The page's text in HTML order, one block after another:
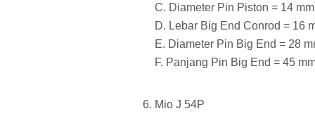
C. Diameter Pin Piston = 14 mm
D. Lebar Big End Conrod = 16
E. Diameter Pin Big End = 28
F. Panjang Pin Big End = 45
Mio J 54P